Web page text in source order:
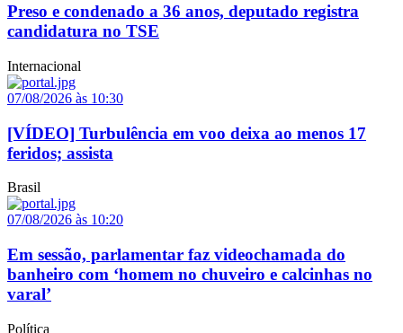
Preso e condenado a 36 anos, deputado registra
candidatura no TSE
Internacional
07/08/2026 às 10:30
[VÍDEO] Turbulência em voo deixa ao menos 17
feridos; assista
Brasil
07/08/2026 às 10:20
Em sessão, parlamentar faz videochamada do
banheiro com ‘homem no chuveiro e calcinhas no
varal’
Política